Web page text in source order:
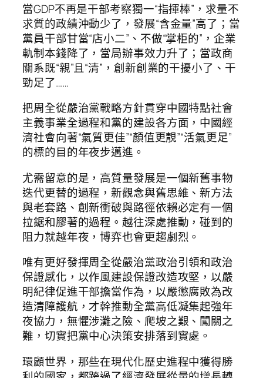
當GDP不再是干部考察獨一“指揮棒”，求量不
求質的政績沖動少了，發展“含金量”高了；當
黨員干部甘當“店小二”、不做“掌柜的”，企業
軌制本錢降了，當局辦事效力升了；當政商
關系既“親”且“清”，創新創業的干擾小了、干
勁足了……
把周全從嚴治黨戰略方針貫穿中國特點社會
主義事業全過程和黨的建設各方面，中國經
濟社會向著“氣質更佳”“顏值更靚”“活氣更足”
的標的目的年夜步邁進。
尤需留意的是，高質量發展是一個新舊事物
迭代更替的過程，新觀念與舊思維、新方法
與老套路、創新衝破與路徑依賴必定有一個
拉鋸和膠著的過程。越往深處推動，碰到的
阻力就越年夜，博弈也會更趨劇烈。
唯有更好發揮周全從嚴治黨政治引領和政治
保證感化，以作風建設保證改造攻堅，以嚴
明紀律促進干部擔當作為，以嚴懲腐敗為改
造清障護航，才幹推動全黨高低凝集起強年
夜協力，無懼涉灘之險、爬坡之艱、闖關之
難，切實把黨中心決策安排落到實處。
環顧世界，那些在現代化歷史進程中獲得勝